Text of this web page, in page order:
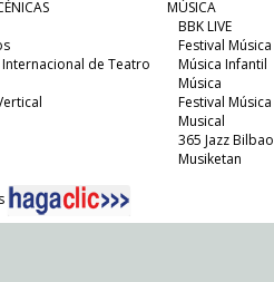
Internacional de Teatro
MÚSICA
BBK LIVE
Festival Música
Música Infantil
Música
Festival Música
Musical
365 Jazz Bilbao
Musiketan